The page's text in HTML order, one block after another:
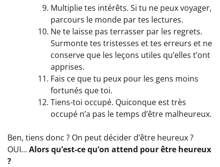
Multiplie tes intérêts. Si tu ne peux voyager,
parcours le monde par tes lectures.
Ne te laisse pas terrasser par les regrets.
Surmonte tes tristesses et tes erreurs et ne
conserve que les leçons utiles qu’elles t’ont
apprises.
Fais ce que tu peux pour les gens moins
fortunés que toi.
Tiens-toi occupé. Quiconque est très
occupé n’a pas le temps d’être malheureux.
Ben, tiens donc ? On peut décider d’être heureux ?
OUI…Alors qu’est-ce qu’on attend pour être heureux
?